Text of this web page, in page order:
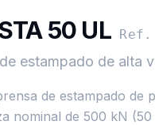
50 ULRef.
estampado de alta
de estampado de
nominal de 500 kN (50